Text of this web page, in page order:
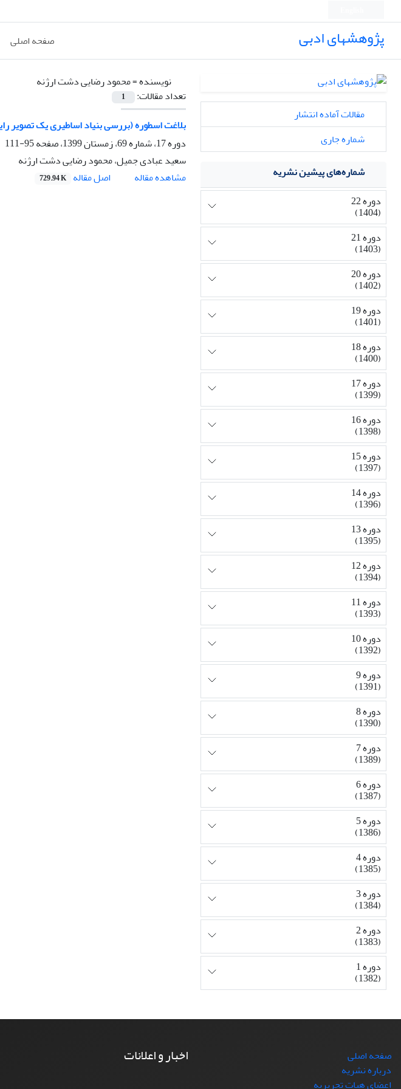
پژوهشهای ادبی صفحه اصلی
نویسنده =محمود رضایی دشت ارژنه
تعداد مقالات:
1
بلاغت اسطوره (بررسی بنیاد اساطیری یک تصویر
دوره 17، شماره 69، زمستان 1399، صفحه
95-111
سعید عبادی جمیل، محمود رضایی دشت ارژنه
مشاهده مقاله
اصل مقاله 729.94 K
مقالات آماده انتشار
شماره جاری
شماره‌های پیشین نشریه
دوره 22
(1404)
دوره 21
(1403)
دوره 20
(1402)
دوره 19
(1401)
دوره 18
(1400)
دوره 17
(1399)
دوره 16
(1398)
دوره 15
(1397)
دوره 14
(1396)
دوره 13
(1395)
دوره 12
(1394)
دوره 11
(1393)
دوره 10
(1392)
دوره 9
(1391)
دوره 8
(1390)
دوره 7
(1389)
دوره 6
(1387)
دوره 5
(1386)
دوره 4
(1385)
دوره 3
(1384)
دوره 2
(1383)
دوره 1
(1382)
صفحه اصلی
درباره نشریه
اعضای هیات تحریریه
اخبار و اعلانات